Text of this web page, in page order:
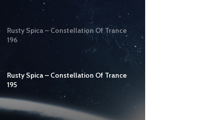
Rusty Spica – Constellation Of Trance
196
Rusty Spica – Constellation Of Trance
195